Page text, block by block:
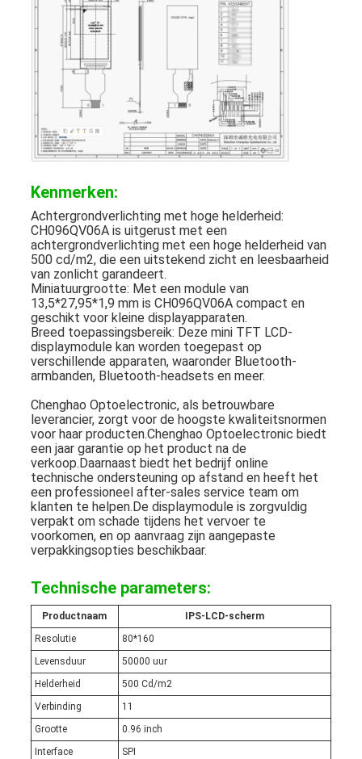
Kenmerken:
Achtergrondverlichting met hoge helderheid:
CH096QV06A is uitgerust met een
achtergrondverlichting met een hoge helderheid van
500 cd/m2, die een uitstekend zicht en leesbaarheid
van zonlicht garandeert.
Miniatuurgrootte: Met een module van
13,5*27,95*1,9 mm is CH096QV06A compact en
geschikt voor kleine displayapparaten.
Breed toepassingsbereik: Deze mini TFT LCD-
displaymodule kan worden toegepast op
verschillende apparaten, waaronder Bluetooth-
armbanden, Bluetooth-headsets en meer.
Chenghao Optoelectronic, als betrouwbare
leverancier, zorgt voor de hoogste kwaliteitsnormen
voor haar producten.Chenghao Optoelectronic biedt
een jaar garantie op het product na de
verkoop.Daarnaast biedt het bedrijf online
technische ondersteuning op afstand en heeft het
een professioneel after-sales service team om
klanten te helpen.De displaymodule is zorgvuldig
verpakt om schade tijdens het vervoer te
voorkomen, en op aanvraag zijn aangepaste
verpakkingsopties beschikbaar.
Technische parameters:
Productnaam
IPS-LCD-scherm
Resolutie
80*160
Levensduur
50000 uur
Helderheid
500 Cd/m2
Verbinding
11
Grootte
0.96 inch
Interface
SPI